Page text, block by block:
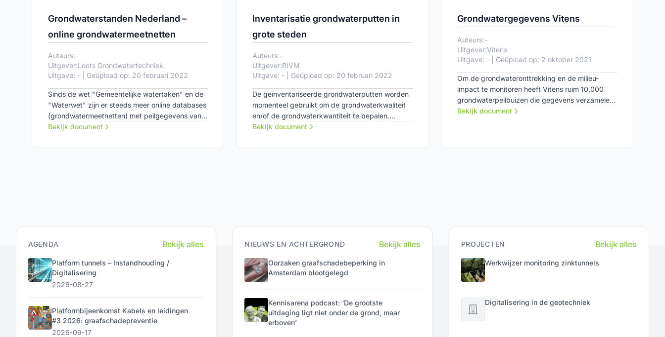
Grondwaterstanden Nederland –
online grondwatermeetnetten
Auteurs:-
Uitgever:Loots Grondwatertechniek
Uitgave: - | Geüpload op: 20 februari 2022
Sinds de wet "Gemeentelijke watertaken" en de
"Waterwet" zijn er steeds meer online databases
(grondwatermeetnetten) met peilgegevens van
grondwater welke snel en makkelijk zijn te
bevoegd gezag is het voor de opdrachtgever
Bekijk document
Inventarisatie grondwaterputten in
grote steden
Auteurs:-
Uitgever:RIVM
Uitgave: - | Geüpload op: 20 februari 2022
De geïnventariseerde grondwaterputten worden
momenteel gebruikt om de grondwaterkwaliteit
en/of de grondwaterkwantiteit te bepalen.
Gemeten wordt op diepten (filterdiepten) die
meters daaronder. Dit blijkt uit een inventarisatie
Bekijk document
Grondwatergegevens Vitens
Auteurs:-
Uitgever:Vitens
Uitgave: - | Geüpload op: 2 oktober 2021
Om de grondwateronttrekking en de milieu-
impact te monitoren heeft Vitens ruim 10.000
grondwaterpeilbuizen die gegevens verzamelen
over het verval van de grondwaterreserves in de
Bekijk document
AGENDA Bekijk alles
Platform tunnels – Instandhouding /
Digitalisering
2026-08-27
Platformbijeenkomst Kabels en leidingen
#3 2026: graafschadepreventie
2026-09-17
NIEUWS EN ACHTERGROND Bekijk alles
Oorzaken graafschadebeperking in
Amsterdam blootgelegd
Kennisarena podcast: ‘De grootste
uitdaging ligt niet onder de grond, maar
erboven’
PROJECTEN Bekijk alles
Werkwijzer monitoring zinktunnels
Digitalisering in de geotechniek